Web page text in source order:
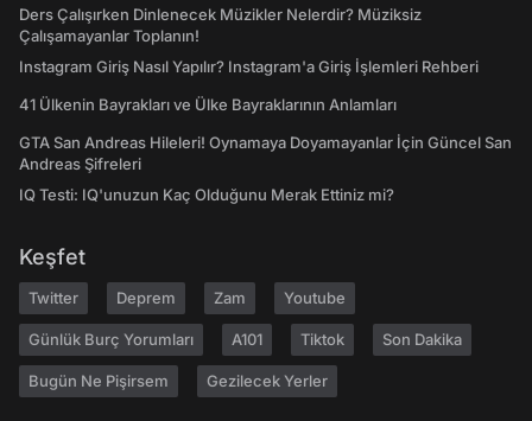
Ders Çalışırken Dinlenecek Müzikler Nelerdir? Müziksiz
Çalışamayanlar Toplanın!
Instagram Giriş Nasıl Yapılır? Instagram'a Giriş İşlemleri Rehberi
41 Ülkenin Bayrakları ve Ülke Bayraklarının Anlamları
GTA San Andreas Hileleri! Oynamaya Doyamayanlar İçin Güncel San
Andreas Şifreleri
IQ Testi: IQ'unuzun Kaç Olduğunu Merak Ettiniz mi?
Keşfet
Twitter Deprem Zam Youtube
Günlük Burç Yorumları A101 Tiktok Son Dakika
Bugün Ne Pişirsem Gezilecek Yerler